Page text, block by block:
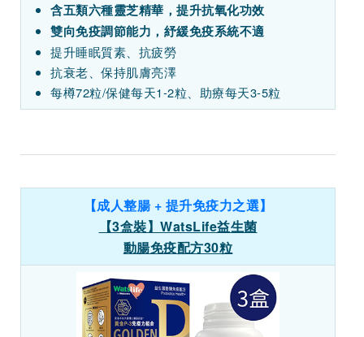
含五類六種靈芝精華，提升抗氧化功效
雙向免疫調節能力，紓緩免疫系統不適
提升睡眠質素、抗疲勞
抗衰老、保持肌膚亮澤
每樽72粒/保健每天1-2粒、助療每天3-5粒
【成人整腸 + 提升免疫力之選】
【3盒裝】WatsLife益生菌
動腸免疫配方30粒